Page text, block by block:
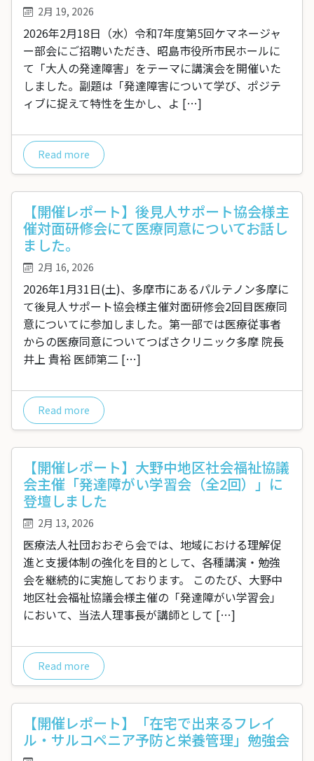
2月 19, 2026
2026年2月18日（水）令和7年度第5回ケマネージャ
ー部会にご招聘いただき、昭島市役所市民ホールに
て「大人の発達障害」をテーマに講演会を開催いた
しました。副題は「発達障害について学び、ポジテ
ィブに捉えて特性を生かし、よ […]
Read more
【開催レポート】後見人サポート協会様主
催対面研修会にて医療同意についてお話し
ました。
2月 16, 2026
2026年1月31日(土)、多摩市にあるパルテノン多摩に
て後見人サポート協会様主催対面研修会2回目医療同
意についてに参加しました。第一部では医療従事者
からの医療同意についてつばさクリニック多摩 院長
井上 貴裕 医師第二 […]
Read more
【開催レポート】大野中地区社会福祉協議
会主催「発達障がい学習会（全2回）」に
登壇しました
2月 13, 2026
医療法人社団おおぞら会では、地域における理解促
進と支援体制の強化を目的として、各種講演・勉強
会を継続的に実施しております。 このたび、大野中
地区社会福祉協議会様主催の「発達障がい学習会」
において、当法人理事長が講師として […]
Read more
【開催レポート】「在宅で出来るフレイ
ル・サルコペニア予防と栄養管理」勉強会